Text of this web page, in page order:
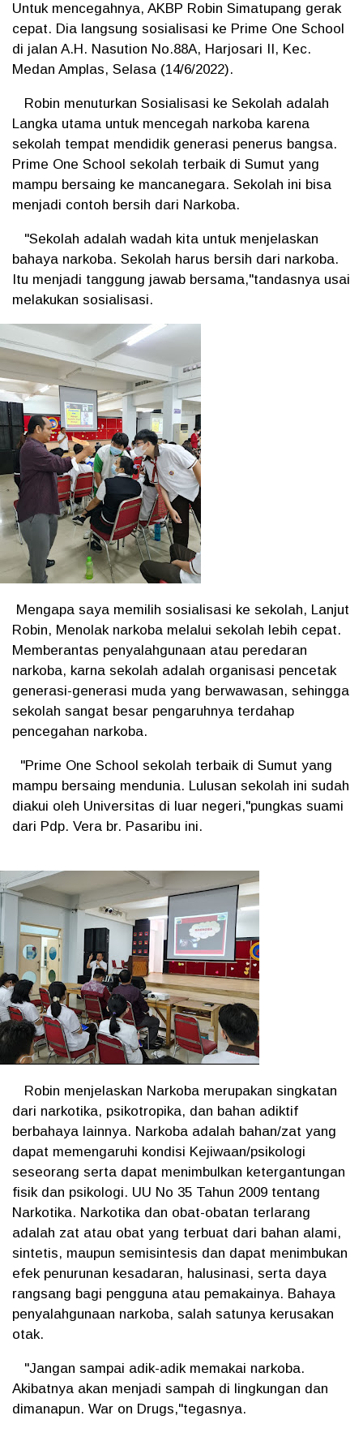
Untuk mencegahnya, AKBP Robin Simatupang gerak
cepat. Dia langsung sosialisasi ke Prime One School
di jalan A.H. Nasution No.88A, Harjosari II, Kec.
Medan Amplas, Selasa (14/6/2022).
Robin menuturkan Sosialisasi ke Sekolah adalah
Langka utama untuk mencegah narkoba karena
sekolah tempat mendidik generasi penerus bangsa.
Prime One School sekolah terbaik di Sumut yang
mampu bersaing ke mancanegara. Sekolah ini bisa
menjadi contoh bersih dari Narkoba.
"Sekolah adalah wadah kita untuk menjelaskan
bahaya narkoba. Sekolah harus bersih dari narkoba.
Itu menjadi tanggung jawab bersama,"tandasnya usai
melakukan sosialisasi.
Mengapa saya memilih sosialisasi ke sekolah, Lanjut
Robin, Menolak narkoba melalui sekolah lebih cepat.
Memberantas penyalahgunaan atau peredaran
narkoba, karna sekolah adalah organisasi pencetak
generasi-generasi muda yang berwawasan, sehingga
sekolah sangat besar pengaruhnya terdahap
pencegahan narkoba.
"Prime One School sekolah terbaik di Sumut yang
mampu bersaing mendunia. Lulusan sekolah ini sudah
diakui oleh Universitas di luar negeri,"pungkas suami
dari Pdp. Vera br. Pasaribu ini.
Robin menjelaskan Narkoba merupakan singkatan
dari narkotika, psikotropika, dan bahan adiktif
berbahaya lainnya. Narkoba adalah bahan/zat yang
dapat memengaruhi kondisi Kejiwaan/psikologi
seseorang serta dapat menimbulkan ketergantungan
fisik dan psikologi. UU No 35 Tahun 2009 tentang
Narkotika. Narkotika dan obat-obatan terlarang
adalah zat atau obat yang terbuat dari bahan alami,
sintetis, maupun semisintesis dan dapat menimbukan
efek penurunan kesadaran, halusinasi, serta daya
rangsang bagi pengguna atau pemakainya. Bahaya
penyalahgunaan narkoba, salah satunya kerusakan
otak.
"Jangan sampai adik-adik memakai narkoba.
Akibatnya akan menjadi sampah di lingkungan dan
dimanapun. War on Drugs,"tegasnya.